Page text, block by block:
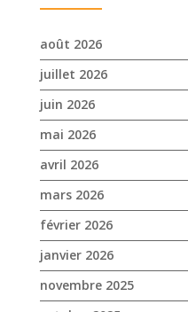
mars 2026
février 2026
janvier 2026
novembre 2025
octobre 2025
septembre 2025
juillet 2025
avril 2025
mars 2025